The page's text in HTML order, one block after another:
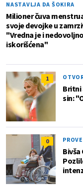
NASTAVLJA DA ŠOKIRA
Milioner čuva
svoje devojke u
"Vredna je i nedovoljno
iskorišćena"
1
Britni
sin:
0